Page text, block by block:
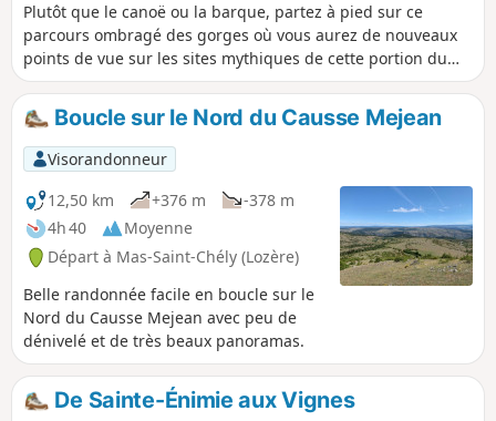
Plutôt que le canoë ou la barque, partez à pied sur ce
parcours ombragé des gorges où vous aurez de nouveaux
points de vue sur les sites mythiques de cette portion du
cours du Tarn : ruines du Planiol, les Détroits, le hameau de
La Croze, les Baumes Basses ou la passerelle du 107 ! La
randonnée s'achève après le Pas de Soucy au beau village
des Vignes.Une petite partie du parcours vers la fin est
commune avec le GRP® "Tour du Méjan".
Boucle sur le Nord du Causse Mejean
Visorandonneur
12,50 km
+376 m
-378 m
4h 40
Moyenne
Départ à Mas-Saint-Chély (Lozère)
Belle randonnée facile en boucle sur le
Nord du Causse Mejean avec peu de
dénivelé et de très beaux panoramas.
De Sainte-Énimie aux Vignes